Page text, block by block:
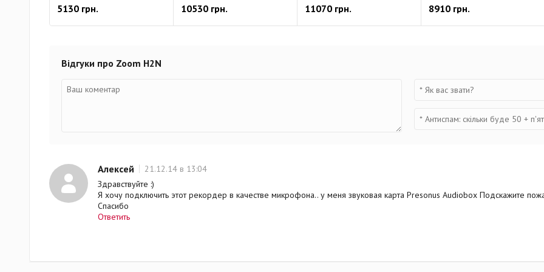
нормализация
ЖК-дисплей:
Микрофонный/линейный
Входное
Уровень выходного
5130 грн. 10530 грн. 11070 грн. 8910 грн.
Відгуки про Zoom H2N
Алексей
21.12.14 в 13:04
Здравствуйте :)
Я хочу подключить этот рекордер в качестве микрофона.. у меня звуковая карта Presonus Audiobox Подскажите
Спасибо
Ответить